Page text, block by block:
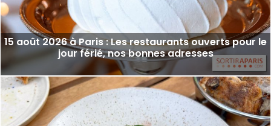
15 août 2026 à Paris : Les restaurants ouverts pour le
jour férié, nos bonnes adresses